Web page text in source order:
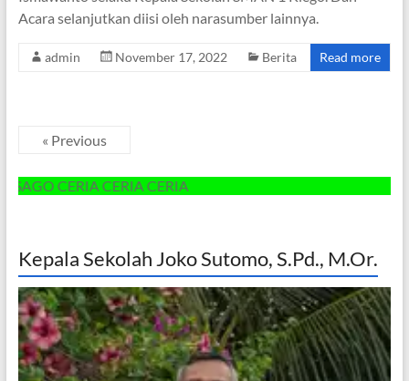
Acara selanjutkan diisi oleh narasumber lainnya.
admin November 17, 2022 Berita Read more
« Previous
CERIA CERIA CERIA
Kepala Sekolah Joko Sutomo, S.Pd., M.Or.